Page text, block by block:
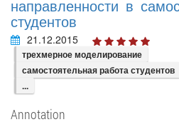
направленности в
студентов
21.12.2015
трехмерное моделирование
самостоятельная работа студентов
...
Annotation